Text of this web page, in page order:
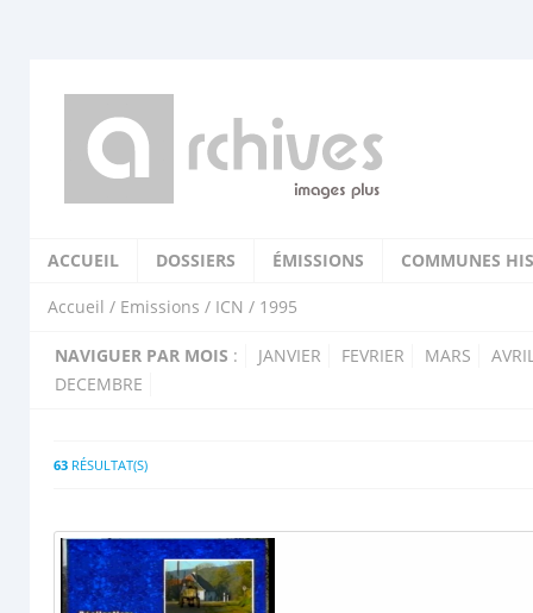
ACCUEIL DOSSIERS ÉMISSIONS COMMUNES
Accueil / Emissions / ICN / 1995
NAVIGUER PAR MOIS : JANVIER FEVRIER MARS
DECEMBRE
63 RÉSULTAT(S)